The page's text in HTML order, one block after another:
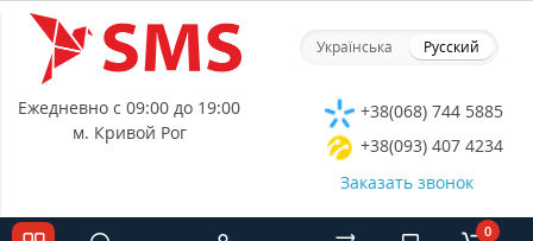
Українська Русский
Ежедневно с 09:00 до 19:00
м. Кривой Рог
+38(068) 744 5885
+38(093) 407 4234
Заказать звонок
0